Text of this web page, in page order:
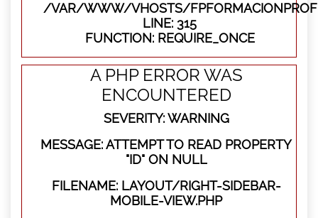
/VAR/WWW/VHOSTS/
LINE: 315
FUNCTION: REQUIRE_ONCE
A PHP ERROR WAS
ENCOUNTERED
SEVERITY: WARNING
MESSAGE: ATTEMPT TO READ PROPERTY
"ID" ON NULL
FILENAME: LAYOUT/RIGHT-SIDEBAR-
MOBILE-VIEW.PHP